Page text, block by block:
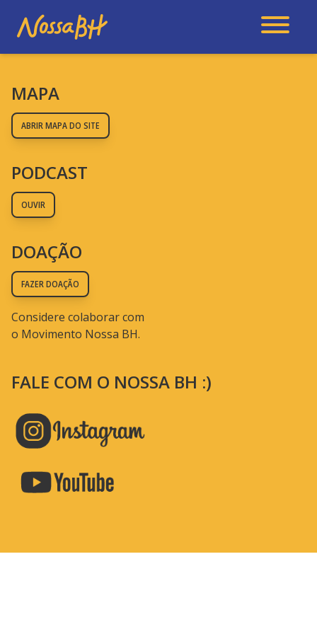
MAPA
ABRIR MAPA DO SITE
PODCAST
OUVIR
DOAÇÃO
FAZER DOAÇÃO
Considere colaborar com
o Movimento Nossa BH.
FALE COM O NOSSA BH :)